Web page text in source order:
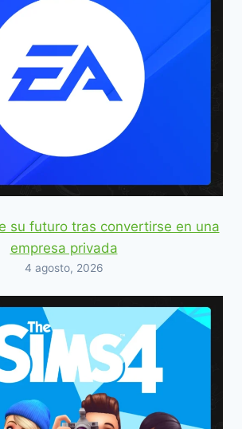
su futuro tras convertirse en una
empresa privada
4 agosto, 2026